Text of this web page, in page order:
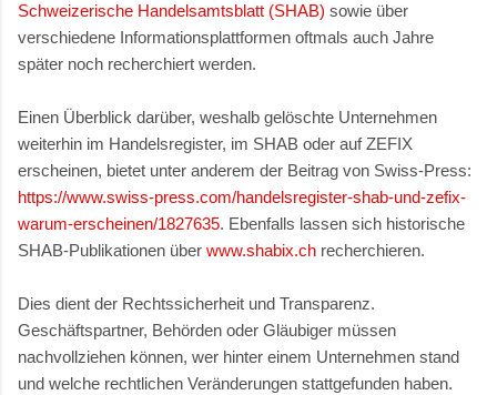
Schweizerische Handelsamtsblatt (SHAB) sowie über
verschiedene Informationsplattformen oftmals auch Jahre
später noch recherchiert werden.
Einen Überblick darüber, weshalb gelöschte Unternehmen
weiterhin im Handelsregister, im SHAB oder auf ZEFIX
erscheinen, bietet unter anderem der Beitrag von Swiss-Press:
https://www.swiss-press.com/handelsregister-shab-und-zefix-
warum-erscheinen/1827635. Ebenfalls lassen sich historische
SHAB-Publikationen über www.shabix.ch recherchieren.
Dies dient der Rechtssicherheit und Transparenz.
Geschäftspartner, Behörden oder Gläubiger müssen
nachvollziehen können, wer hinter einem Unternehmen stand
und welche rechtlichen Veränderungen stattgefunden haben.